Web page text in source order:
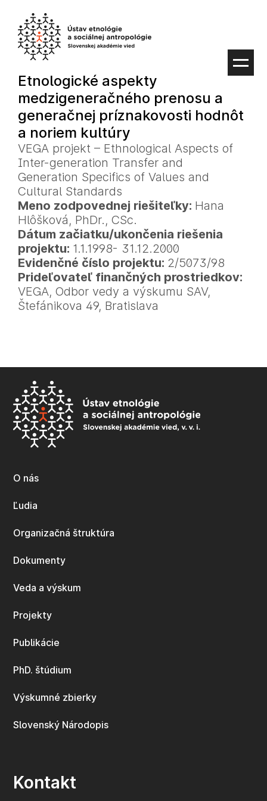
obsah
Etnologické aspekty
medzigeneračného prenosu a
generačnej príznakovosti hodnôt
a noriem kultúry
VEGA projekt – Ethnological Aspects of
Inter-generation Transfer and
Generation Specifics of Values and
Cultural Standards
Meno zodpovednej riešiteľky: Hana
Hlôšková, PhDr., CSc.
Dátum začiatku/ukončenia riešenia
projektu: 1.1.1998- 31.12.2000
Evidenčné číslo projektu: 2/5073/98
Prideľovateľ finančných prostriedkov:
VEGA, Odbor vedy a výskumu SAV,
Štefánikova 49, Bratislava
O nás
Ľudia
Organizačná štruktúra
Dokumenty
Veda a výskum
Projekty
Publikácie
PhD. štúdium
Výskumné zbierky
Slovenský Národopis
Kontakt